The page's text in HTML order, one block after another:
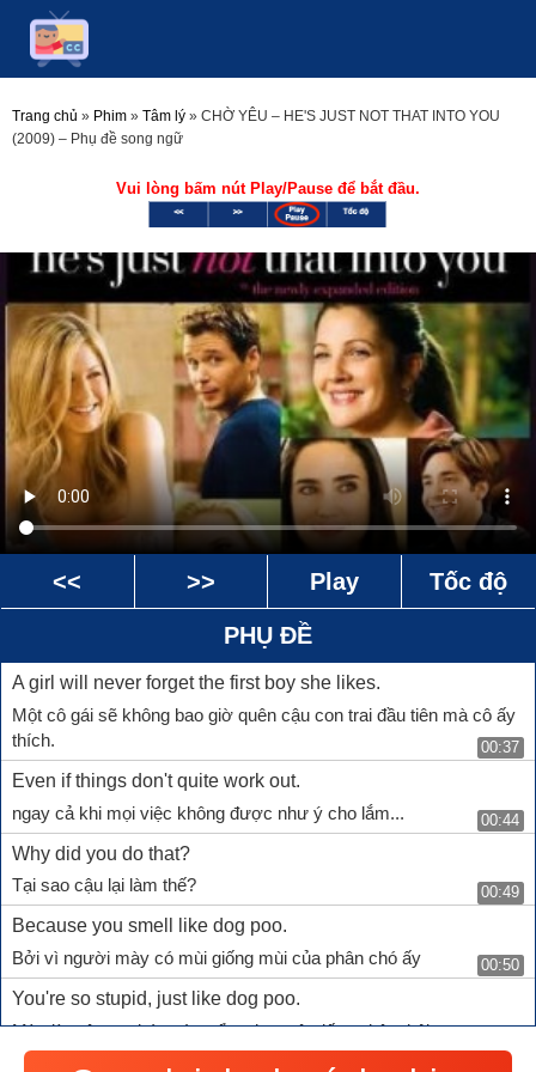
Trang chủ » Phim » Tâm lý » CHỜ YÊU – HE'S JUST NOT THAT INTO YOU
(2009) – Phụ đề song ngữ
Vui lòng bấm nút Play/Pause để bắt đầu.
PHỤ ĐỀ
A girl will never forget the first boy she likes.
Một cô gái sẽ không bao giờ quên cậu con trai đầu tiên mà cô ấy
thích.
00:37
Even if things don't quite work out.
ngay cả khi mọi việc không được như ý cho lắm...
00:44
Why did you do that?
Tại sao cậu lại làm thế?
00:49
Because you smell like dog poo.
Bởi vì người mày có mùi giống mùi của phân chó ấy
00:50
You're so stupid, just like dog poo.
Mày là một con bé ngớ ngẩn, như một đống phân thôi
<< >> Play Tốc độ